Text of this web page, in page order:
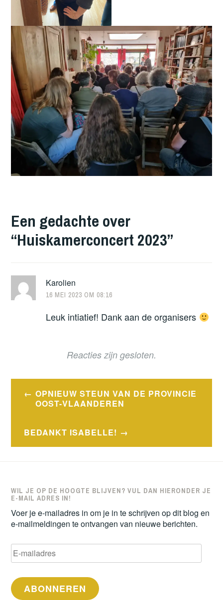
Een gedachte over
“Huiskamerconcert 2023”
Karolien
16 MEI 2023 OM 08:16
Leuk intiatief! Dank aan de organisers
Reacties zijn gesloten.
Bericht
navigatie
OPNIEUW STEUN VAN DE PROVINCIE
OOST-VLAANDEREN
BEDANKT ISABELLE!
WIL JE OP DE HOOGTE BLIJVEN? VUL DAN HIERONDER JE
E-MAIL ADRES IN!
Voer je e-mailadres in om je in te schrijven op dit blog en
e-mailmeldingen te ontvangen van nieuwe berichten.
E-
mailadres
ABONNEREN